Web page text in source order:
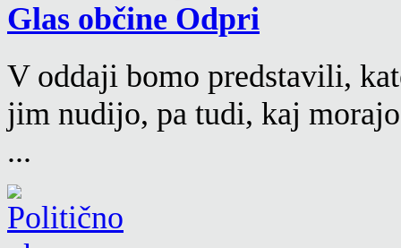
Glas občine
V oddaji bomo predstavili,
jim nudijo, pa tudi, kaj
...